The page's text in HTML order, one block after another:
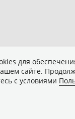
для
сайте.
с условиями